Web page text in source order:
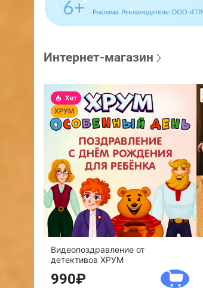
Интернет-магазин
Видеопоздравление от
детективов ХРУМ
990